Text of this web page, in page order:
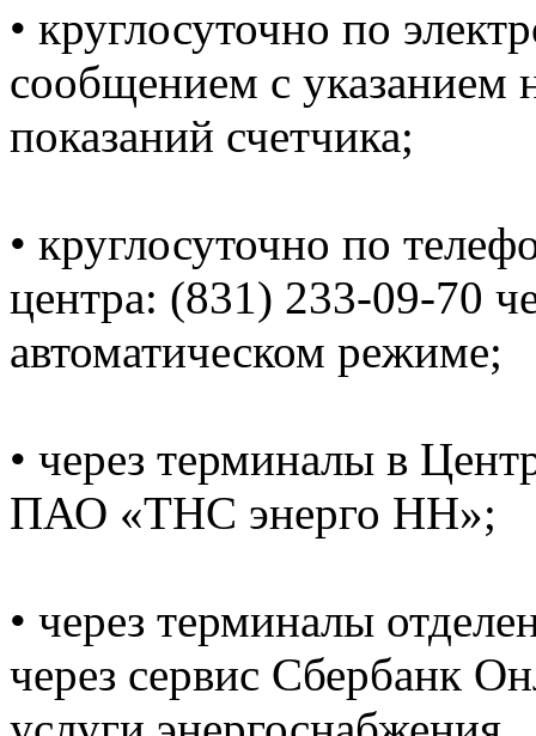
• круглосуточно по
сообщением с указанием
показаний счетчика;
• круглосуточно по
центра: (831) 233-09-70
автоматическом режиме;
• через терминалы в
ПАО «ТНС энерго НН»;
• через терминалы
через сервис Сбербанк